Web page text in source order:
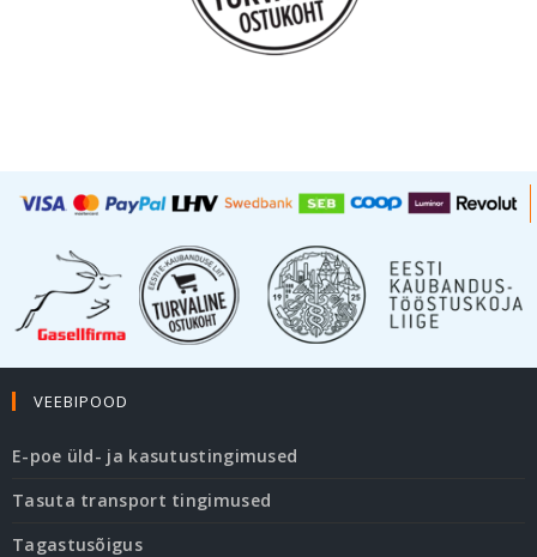
VEEBIPOOD
E-poe üld- ja kasutustingimused
Tasuta transport tingimused
Tagastusõigus